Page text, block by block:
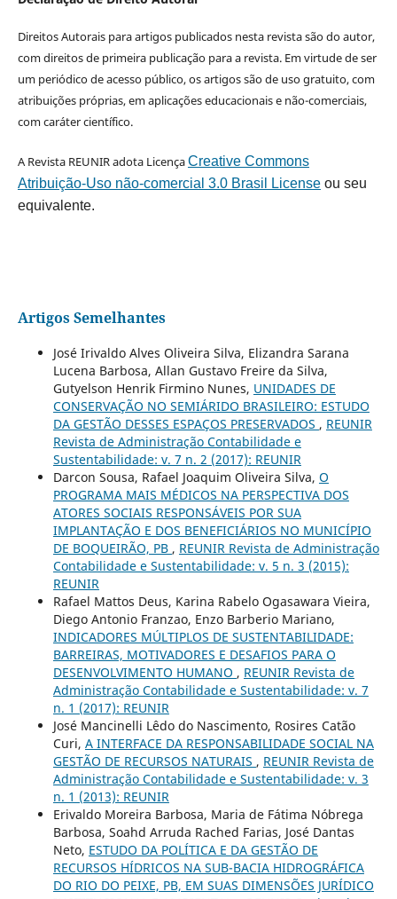
Direitos Autorais para artigos publicados nesta revista são do autor,
com direitos de primeira publicação para a revista. Em virtude de ser
um periódico de acesso público, os artigos são de uso gratuito, com
atribuições próprias, em aplicações educacionais e não-comerciais,
com caráter científico.
A Revista REUNIR adota LicençaCreative Commons
Atribuição-Uso não-comercial 3.0 Brasil Licenseou seu
equivalente.
Artigos Semelhantes
José Irivaldo Alves Oliveira Silva, Elizandra Sarana
Lucena Barbosa, Allan Gustavo Freire da Silva,
Gutyelson Henrik Firmino Nunes, UNIDADES DE
CONSERVAÇÃO NO SEMIÁRIDO BRASILEIRO: ESTUDO
DA GESTÃO DESSES ESPAÇOS PRESERVADOS , REUNIR
Revista de Administração Contabilidade e
Sustentabilidade: v. 7 n. 2 (2017): REUNIR
Darcon Sousa, Rafael Joaquim Oliveira Silva, O
PROGRAMA MAIS MÉDICOS NA PERSPECTIVA DOS
ATORES SOCIAIS RESPONSÁVEIS POR SUA
IMPLANTAÇÃO E DOS BENEFICIÁRIOS NO MUNICÍPIO
DE BOQUEIRÃO, PB , REUNIR Revista de Administração
Contabilidade e Sustentabilidade: v. 5 n. 3 (2015):
REUNIR
Rafael Mattos Deus, Karina Rabelo Ogasawara Vieira,
Diego Antonio Franzao, Enzo Barberio Mariano,
INDICADORES MÚLTIPLOS DE SUSTENTABILIDADE:
BARREIRAS, MOTIVADORES E DESAFIOS PARA O
DESENVOLVIMENTO HUMANO , REUNIR Revista de
Administração Contabilidade e Sustentabilidade: v. 7
n. 1 (2017): REUNIR
José Mancinelli Lêdo do Nascimento, Rosires Catão
Curi, A INTERFACE DA RESPONSABILIDADE SOCIAL NA
GESTÃO DE RECURSOS NATURAIS , REUNIR Revista de
Administração Contabilidade e Sustentabilidade: v. 3
n. 1 (2013): REUNIR
Erivaldo Moreira Barbosa, Maria de Fátima Nóbrega
Barbosa, Soahd Arruda Rached Farias, José Dantas
Neto, ESTUDO DA POLÍTICA E DA GESTÃO DE
RECURSOS HÍDRICOS NA SUB-BACIA HIDROGRÁFICA
DO RIO DO PEIXE, PB, EM SUAS DIMENSÕES JURÍDICO